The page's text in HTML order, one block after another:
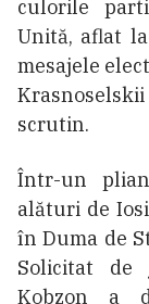
culorile
Unită, aflat
mesajele
scrutin.
Într-un
alături de
în Duma de
Solicitat de
Kobzon a